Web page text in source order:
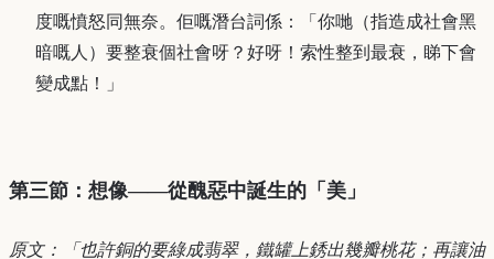
度嘅憤怒同無奈。佢嘅潛台詞係：「你哋（指造成社會黑
暗嘅人）要整衰個社會呀？好呀！索性整到最衰，睇下會
變成點！」
第三節：想像——從醜惡中誕生的「美」
原文：「也許銅的要綠成翡翠，鐵罐上銹出幾瓣桃花；再讓油